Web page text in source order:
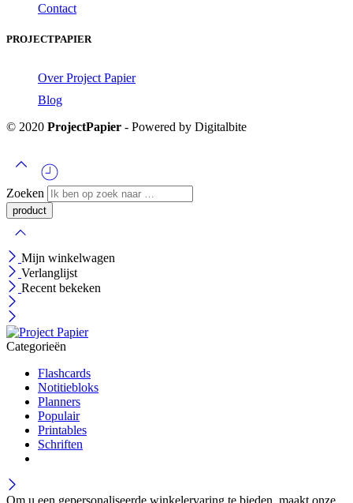
Contact
PROJECTPAPIER
Over Project Papier
Blog
© 2020 ProjectPapier - Powered by Digitalbite
Zoeken
Mijn winkelwagen
Verlanglijst
Recent bekeken
Categorieën
Flashcards
Notitiebloks
Planners
Populair
Printables
Schriften